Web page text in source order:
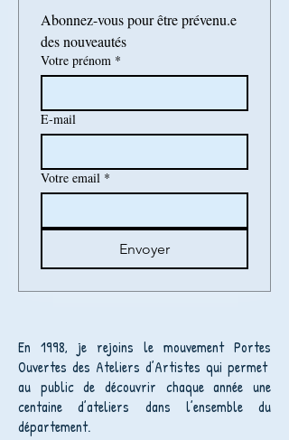
Abonnez-vous pour être prévenu.e
des nouveautés
Votre prénom *
E‑mail
Votre email *
Envoyer
En 1998, je rejoins le mouvement Portes
Ouvertes des Ateliers d’Artistes qui permet
au public de découvrir chaque année une
centaine d’ateliers dans l’ensemble du
département.